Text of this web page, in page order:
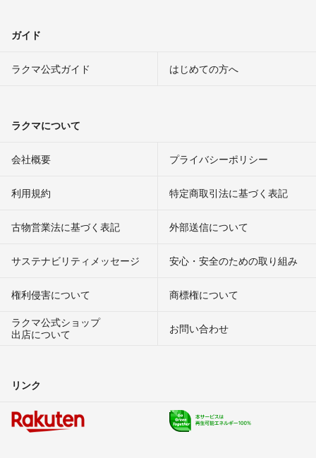
ガイド
ラクマ公式ガイド はじめての方へ
ラクマについて
会社概要 プライバシーポリシー
利用規約 特定商取引法に基づく表記
古物営業法に基づく表記 外部送信について
サステナビリティメッセージ 安心・安全のための取り組み
権利侵害について
商標権について
ラクマ公式ショップ
出店について
お問い合わせ
リンク